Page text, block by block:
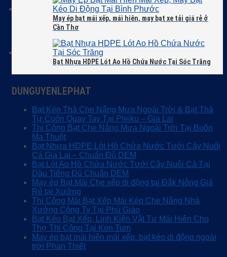
May ép bạt mái xếp, mái hiên, may bạt xe tải giá rẻ ở
Cần Thơ
Bạt Nhựa HDPE Lót Ao Hồ Chứa Nước Tại Sóc Trăng
DUNGUYENLEPHAT
Bạt Kéo Thả Che Nắng Mưa Ngoài Trời & Bạt Thả
Tự Cuốn Quay Tay Tại Pleiku – Gia Lai
Thi Công Bạt Che Nắng Mưa Ngoài Trời Tại Buôn
Ma Thuột
Bạt Nhựa HDPE Lót Hồ Chứa Nước Tưới Cây Nuôi
Cá Gia Lai – Chuẩn Đủ DEM
Bạt Lót Ao Hồ Chứa Nước Tưới Cây Nuôi Cá Tại
Dầu Tiếng Đủ Chuẩn DEM
May ép Bạt Mái Che xếp di động tại Đắk Nông Giá
Rẻ tại Xưởng
Thi Công Mái Bạt Xếp Mái Kéo Che Nắng Nhà
Xưởng Công Ty Tại Phú Giáo
Bạt Kéo Bạt Xếp, Linh Kiện Vật Tư Mái Hiên Cho
Thợ Thi Công Tại Kon Tum
May ép bạt mái hiên mái xếp, bạt kéo di động ngoài
trời Phan Thiết